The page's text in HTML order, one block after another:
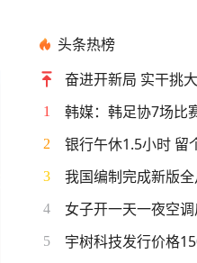
头条热榜
奋进开新局 实干挑
1 韩媒：韩足协7场比
2 银行午休1.5小时 留
3 我国编制完成新版
4 女子开一天一夜空
5 宇树科技发行价格